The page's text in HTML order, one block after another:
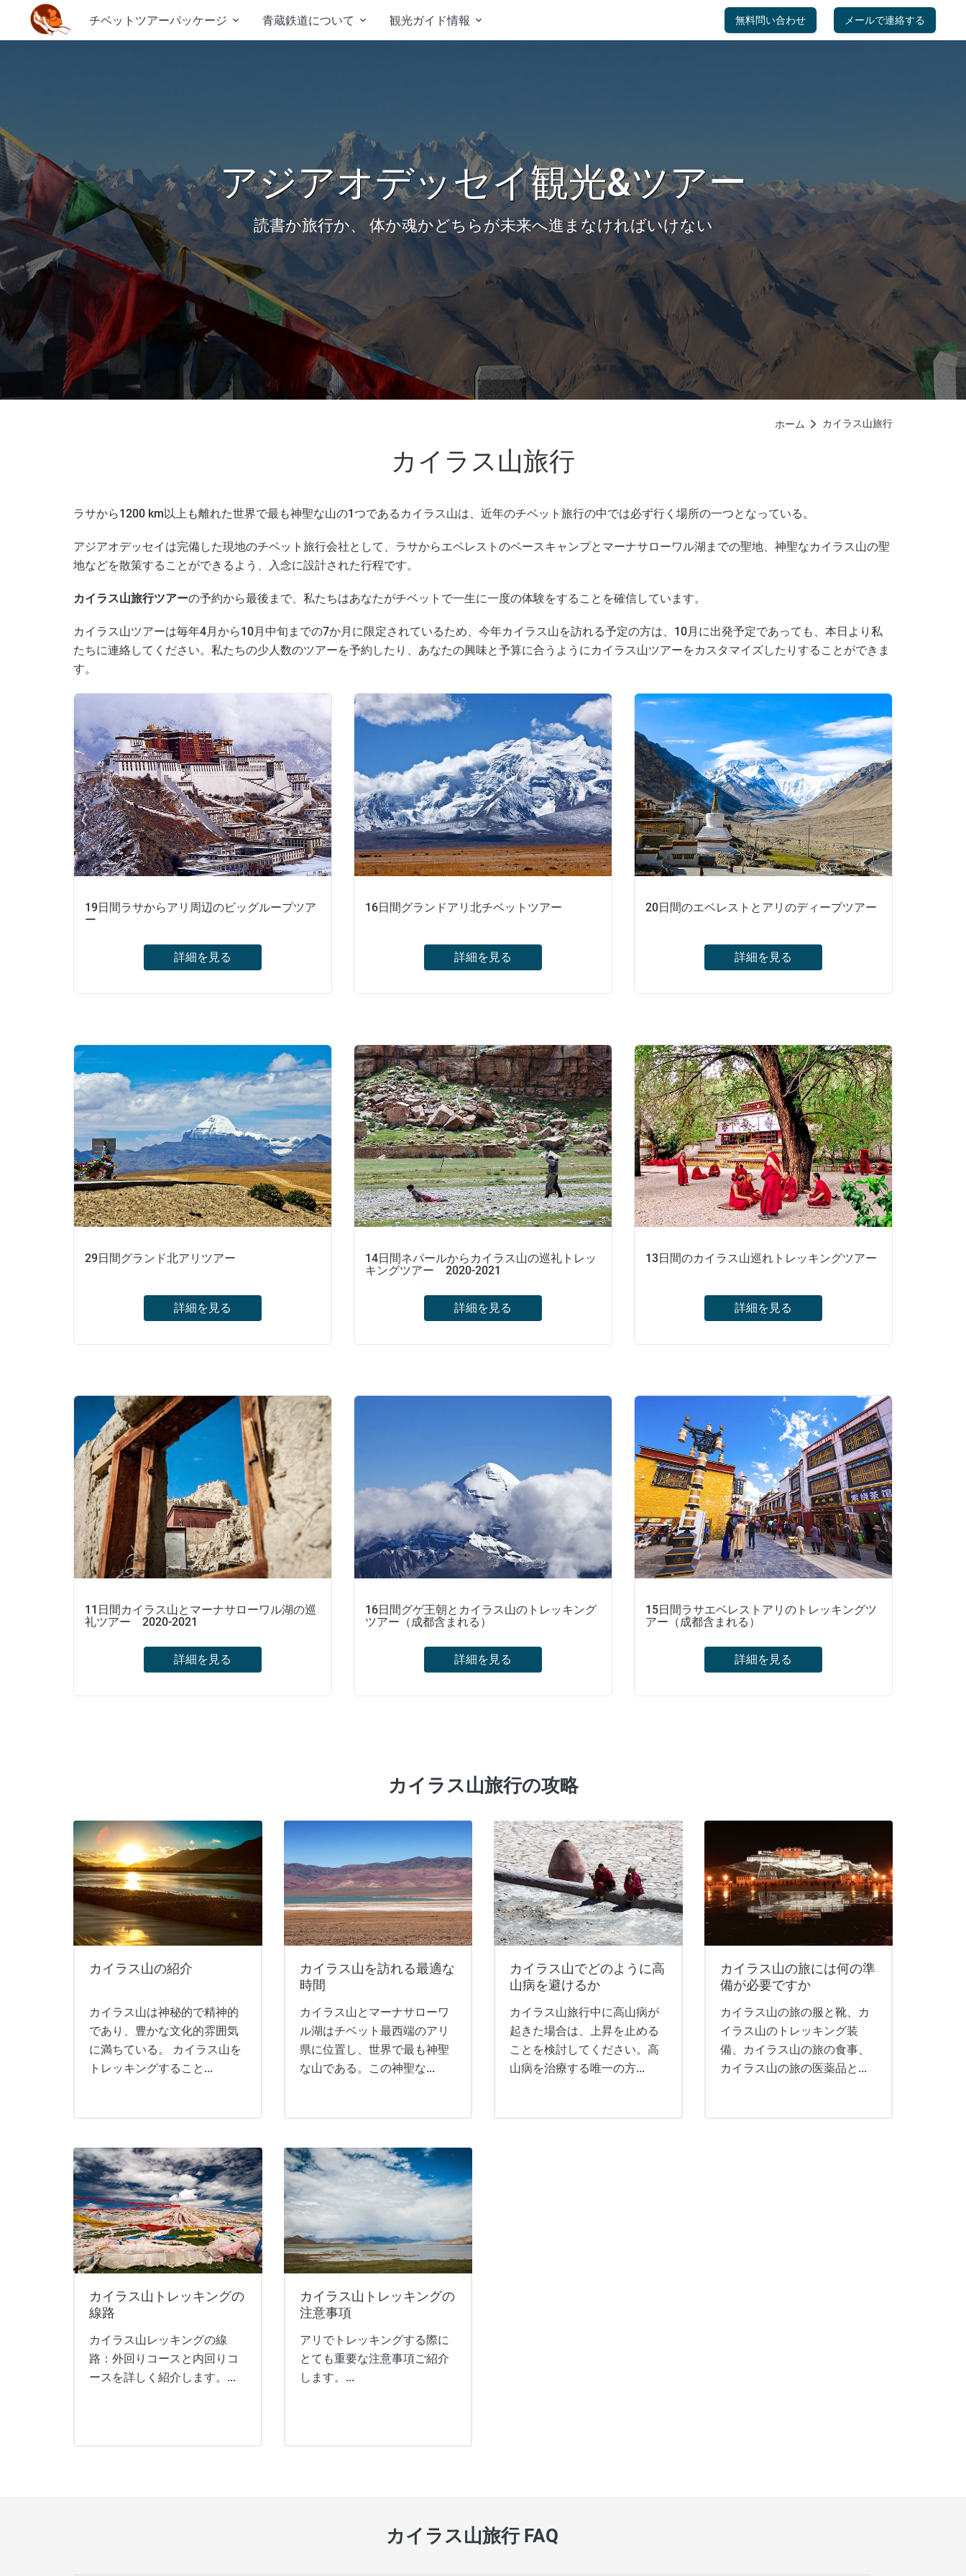
チベットツアーパッケージ  青蔵鉄道について  観光ガイド情報  無料問い合わせ メールで連絡する
読書か旅行か、 体か魂かどちらが未来へ進まなければいけない
アジアオデッセイ観光&ツアー
カイラス山旅行
ホーム 
カイラス山旅行
ラサから1200 km以上も離れた世界で最も神聖な山の1つであるカイラス山は、近年のチベット旅行の中では必ず行く場所の一つとなっている。
アジアオデッセイは完備した現地のチベット旅行会社として、ラサからエベレストのベースキャンプとマーナサローワル湖までの聖地、神聖なカイラス山の聖
地などを散策することができるよう、入念に設計された行程です。
カイラス山旅行ツアーの予約から最後まで、私たちはあなたがチベットで一生に一度の体験をすることを確信しています。
カイラス山ツアーは毎年4月から10月中旬までの7か月に限定されているため、今年カイラス山を訪れる予定の方は、10月に出発予定であっても、本日より私
たちに連絡してください。私たちの少人数のツアーを予約したり、あなたの興味と予算に合うようにカイラス山ツアーをカスタマイズしたりすることができま
す。
19日間ラサからアリ周辺のビッグループツア
ー
詳細を見る
で夜を過ごし、興奮に満ちたマウントカイラ
ッシュトレッキングに参加してから、チャン
タン草原のあまり見られない野生生物を発見
してください。
16日間グランドアリ北チベットツアー
詳細を見る
ト山とカイラス山を探索し、300年前に特定
の夜後に突然姿を消したグゲ王朝の伝説を解
き明かします。
20日間のエベレストとアリのディープツアー
詳細を見る
とした果てしないアリエリアに向かいます。
ここでは、マーナサローワル湖とカイラス山
の素晴らしさを満喫します。
29日間グランド北アリツアー
詳細を見る
られているすべてのアトラクションは含まれ
ています。歴史と文化に精通したガイドに付
いて旅行体験を強化します。
14日間ネパールからカイラス山の巡礼トレッ
キングツアー 2020-2021
詳細を見る
13日間のカイラス山巡れトレッキングツアー
詳細を見る
を探索し、チベット仏教の歴史的足跡を探
11日間カイラス山とマーナサローワル湖の巡
礼ツアー 2020-2021
詳細を見る
16日間グゲ王朝とカイラス山のトレッキング
ツアー（成都含まれる）
詳細を見る
15日間ラサエベレストアリのトレッキングツ
アー（成都含まれる）
詳細を見る
カイラス山旅行の攻略
カイラス山の紹介
カイラス山は神秘的で精神的
であり、豊かな文化的雰囲気
に満ちている。 カイラス山を
トレッキングすること...
カイラス山を訪れる最適な
時間
カイラス山とマーナサローワ
ル湖はチベット最西端のアリ
県に位置し、世界で最も神聖
な山である。この神聖な...
カイラス山でどのように高
山病を避けるか
カイラス山旅行中に高山病が
起きた場合は、上昇を止める
ことを検討してください。高
山病を治療する唯一の方...
カイラス山の旅には何の準
備が必要ですか
カイラス山の旅の服と靴、カ
イラス山のトレッキング装
備、カイラス山の旅の食事、
カイラス山の旅の医薬品と...
カイラス山トレッキングの
線路
カイラス山レッキングの線
路：外回りコースと内回りコ
ースを詳しく紹介します。...
カイラス山トレッキングの
注意事項
アリでトレッキングする際に
とても重要な注意事項ご紹介
します。...
カイラス山旅行 FAQ